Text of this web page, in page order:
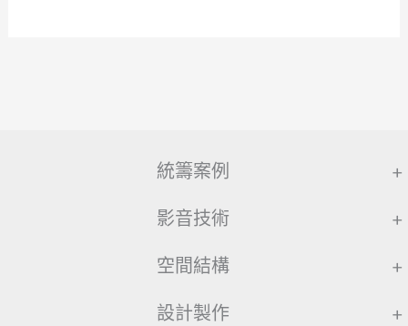
統籌案例 +
影音技術 +
空間結構 +
設計製作 +